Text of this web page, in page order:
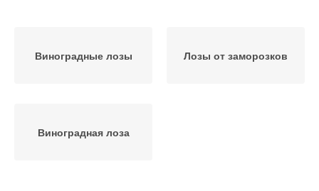
Виноградные лозы Лозы от заморозков
Виноградная лоза